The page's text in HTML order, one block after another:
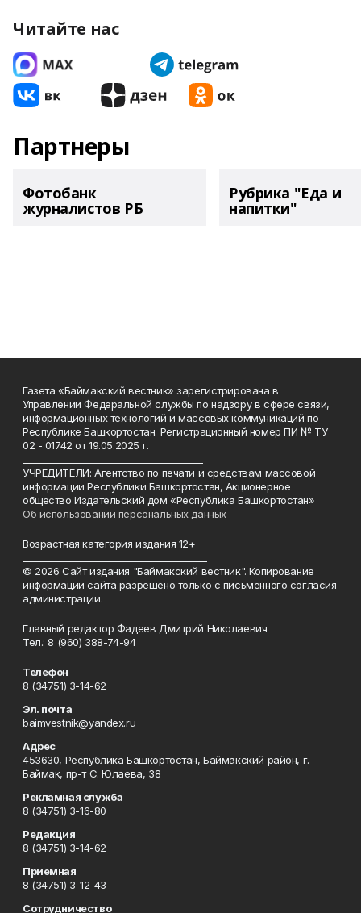
Читайте нас
Партнеры
Фотобанк
журналистов РБ
Рубрика "Еда и
напитки"
Газета «Баймакский вестник» зарегистрирована в
Управлении Федеральной службы по надзору в сфере связи,
информационных технологий и массовых коммуникаций по
Республике Башкортостан. Регистрационный номер ПИ № ТУ
02 - 01742 от 19.05.2025 г.
УЧРЕДИТЕЛИ: Агентство по печати и средствам массовой
информации Республики Башкортостан, Акционерное
общество Издательский дом «Республика Башкортостан»
Об использовании персональных данных
Возрастная категория издания 12+
© 2026 Сайт издания "Баймакский вестник". Копирование
информации сайта разрешено только с письменного согласия
администрации.
Главный редактор Фадеев Дмитрий Николаевич
Тел.: 8 (960) 388-74-94
Телефон
8 (34751) 3-14-62
Эл. почта
baimvestnik@yandex.ru
Адрес
453630, Республика Башкортостан, Баймакский район, г.
Баймак, пр-т С. Юлаева, 38
Рекламная служба
8 (34751) 3-16-80
Редакция
8 (34751) 3-14-62
Приемная
8 (34751) 3-12-43
Сотрудничество